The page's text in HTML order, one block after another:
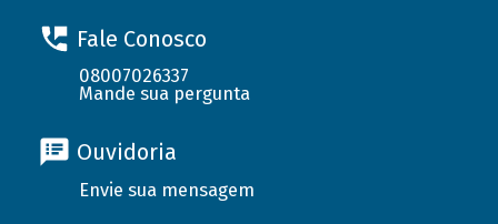
Fale Conosco
08007026337
Mande sua pergunta
Ouvidoria
Envie sua mensagem